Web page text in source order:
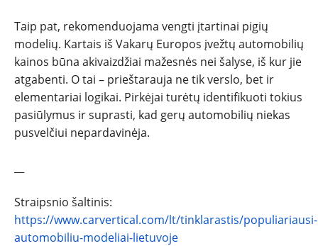
Taip pat, rekomenduojama vengti įtartinai pigių
modelių. Kartais iš Vakarų Europos įvežtų automobilių
kainos būna akivaizdžiai mažesnės nei šalyse, iš kur jie
atgabenti. O tai – prieštarauja ne tik verslo, bet ir
elementariai logikai. Pirkėjai turėtų identifikuoti tokius
pasiūlymus ir suprasti, kad gerų automobilių niekas
pusvelčiui nepardavinėja.
Straipsnio šaltinis:
https://www.carvertical.com/lt/tinklarastis/populiariausi-
automobiliu-modeliai-lietuvoje